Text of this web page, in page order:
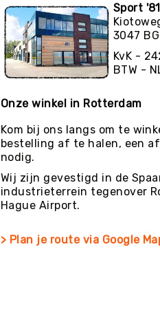
Sport
3047
KvK -
BTW -
Onze winkel in Rotterdam
Kom bij ons langs om te
bestelling af te halen, een
nodig.
Wij zijn gevestigd in de
industrieterrein tegenover
Hague Airport.
> Plan je route via Google